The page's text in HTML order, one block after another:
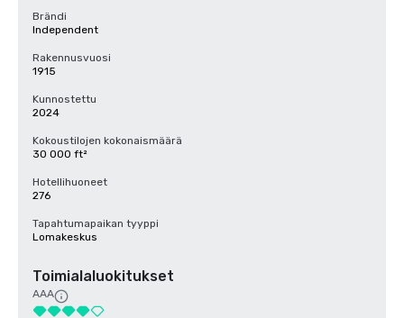
Brändi
Independent
Rakennusvuosi
1915
Kunnostettu
2024
Kokoustilojen kokonaismäärä
30 000 ft²
Hotellihuoneet
276
Tapahtumapaikan tyyppi
Lomakeskus
Toimialaluokitukset
AAA